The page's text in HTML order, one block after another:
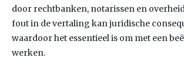
door rechtbanken, notarissen en
fout in de vertaling kan juridische
waardoor het essentieel is om met een
werken.